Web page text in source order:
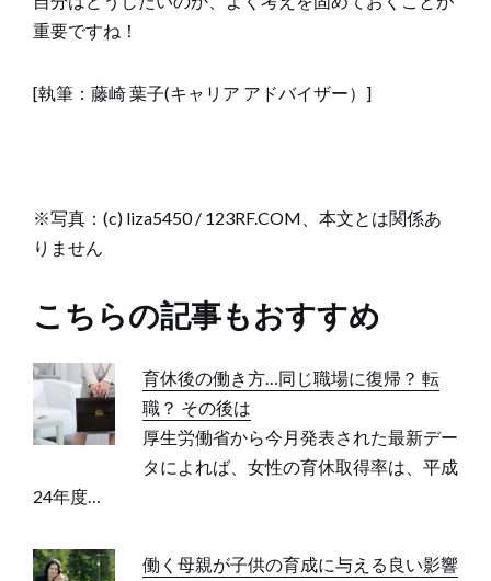
重要ですね！
[執筆：藤崎 葉子(キャリア アドバイザー）]
※写真：(c) liza5450 / 123RF.COM、本文とは関係あ
りません
こちらの記事もおすすめ
育休後の働き方…同じ職場に復帰？ 転
職？ その後は
厚生労働省から今月発表された最新デー
タによれば、女性の育休取得率は、平成
24年度…
働く母親が子供の育成に与える良い影響